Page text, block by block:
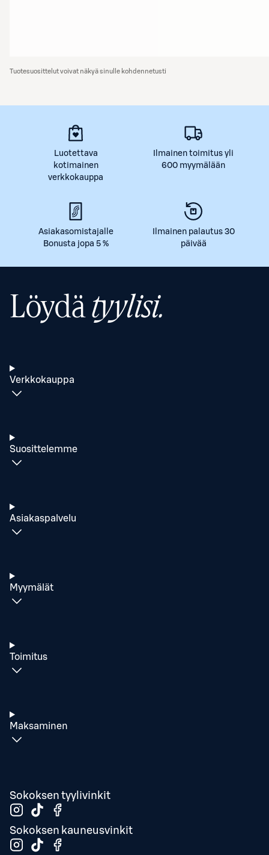
Tuotesuosittelut voivat näkyä sinulle kohdennetusti
Luotettava
kotimainen
verkkokauppa
Ilmainen toimitus yli
600 myymälään
Asiakasomistajalle
Bonusta jopa 5 %
Ilmainen palautus 30
päivää
Löydätyylisi.
Verkkokauppa
Suosittelemme
Asiakaspalvelu
Myymälät
Toimitus
Maksaminen
Sokoksen tyylivinkit
Sokoksen kauneusvinkit